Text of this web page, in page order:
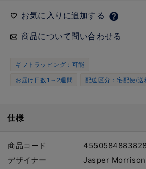
お気に入りに追加する
商品について問い合わせる
ギフトラッピング：可能
お届け日数1～2週間
配送区分：宅配便(
仕様
商品コード
デザイナー
Jasper Morrison